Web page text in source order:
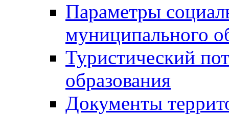
Параметры
муниципального
Туристический
образования
Документы